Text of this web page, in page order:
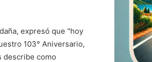
expresó que "hoy
103° Aniversario,
describe como